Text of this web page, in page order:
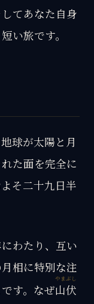
てあなた自身
い旅です。
球が太陽と月
た面を完全に
そ二十九日半
わたり、互い
相に特別な注
す。なぜ山伏
やまぶし